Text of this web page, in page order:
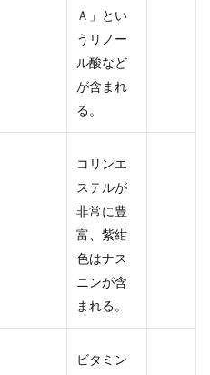
Ａ」とい
うリノー
ル酸など
が含まれ
る。
コリンエ
ステルが
非常に豊
富、紫紺
色はナス
ニンが含
まれる。
ビタミン